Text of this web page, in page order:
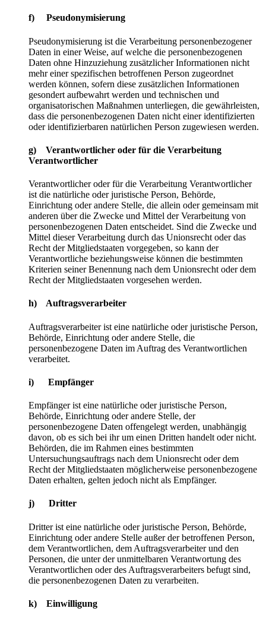
f) Pseudonymisierung
Pseudonymisierung ist die Verarbeitung personenbezogener
Daten in einer Weise, auf welche die personenbezogenen
Daten ohne Hinzuziehung zusätzlicher Informationen nicht
mehr einer spezifischen betroffenen Person zugeordnet
werden können, sofern diese zusätzlichen Informationen
gesondert aufbewahrt werden und technischen und
organisatorischen Maßnahmen unterliegen, die gewährleisten,
dass die personenbezogenen Daten nicht einer identifizierten
oder identifizierbaren natürlichen Person zugewiesen werden.
g) Verantwortlicher oder für die Verarbeitung
Verantwortlicher
Verantwortlicher oder für die Verarbeitung Verantwortlicher
ist die natürliche oder juristische Person, Behörde,
Einrichtung oder andere Stelle, die allein oder gemeinsam mit
anderen über die Zwecke und Mittel der Verarbeitung von
personenbezogenen Daten entscheidet. Sind die Zwecke und
Mittel dieser Verarbeitung durch das Unionsrecht oder das
Recht der Mitgliedstaaten vorgegeben, so kann der
Verantwortliche beziehungsweise können die bestimmten
Kriterien seiner Benennung nach dem Unionsrecht oder dem
Recht der Mitgliedstaaten vorgesehen werden.
h) Auftragsverarbeiter
Auftragsverarbeiter ist eine natürliche oder juristische Person,
Behörde, Einrichtung oder andere Stelle, die
personenbezogene Daten im Auftrag des Verantwortlichen
verarbeitet.
i) Empfänger
Empfänger ist eine natürliche oder juristische Person,
Behörde, Einrichtung oder andere Stelle, der
personenbezogene Daten offengelegt werden, unabhängig
davon, ob es sich bei ihr um einen Dritten handelt oder nicht.
Behörden, die im Rahmen eines bestimmten
Untersuchungsauftrags nach dem Unionsrecht oder dem
Recht der Mitgliedstaaten möglicherweise personenbezogene
Daten erhalten, gelten jedoch nicht als Empfänger.
j) Dritter
Dritter ist eine natürliche oder juristische Person, Behörde,
Einrichtung oder andere Stelle außer der betroffenen Person,
dem Verantwortlichen, dem Auftragsverarbeiter und den
Personen, die unter der unmittelbaren Verantwortung des
Verantwortlichen oder des Auftragsverarbeiters befugt sind,
die personenbezogenen Daten zu verarbeiten.
k) Einwilligung